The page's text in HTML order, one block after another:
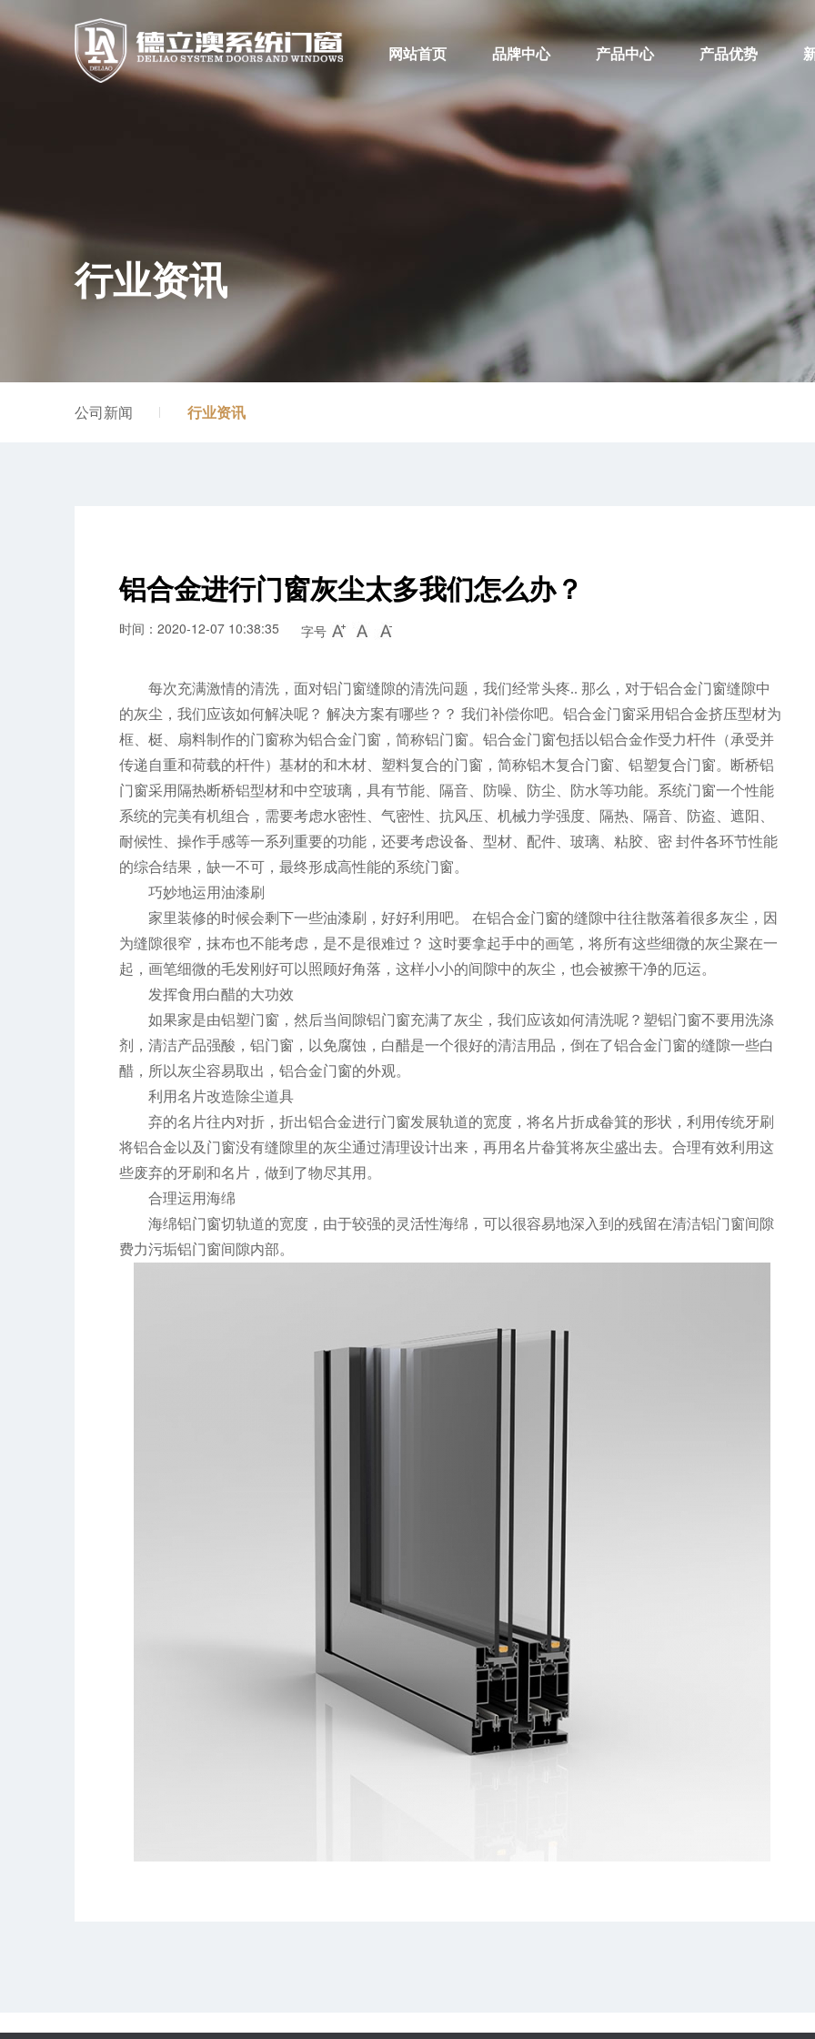
网站首页 品牌中心 产品中心 产品优势
行业资讯
公司新闻 行业资讯
铝合金进行门窗灰尘太多我们怎么办？
时间：2020-12-07 10:38:35 字号
每次充满激情的清洗，面对铝门窗缝隙的清洗问题，我们经常头疼.. 那么，对于铝合金门窗缝隙中
的灰尘，我们应该如何解决呢？ 解决方案有哪些？？ 我们补偿你吧。铝合金门窗采用铝合金挤压型材为
框、梃、扇料制作的门窗称为铝合金门窗，简称铝门窗。铝合金门窗包括以铝合金作受力杆件（承受并
传递自重和荷载的杆件）基材的和木材、塑料复合的门窗，简称铝木复合门窗、铝塑复合门窗。断桥铝
门窗采用隔热断桥铝型材和中空玻璃，具有节能、隔音、防噪、防尘、防水等功能。系统门窗一个性能
系统的完美有机组合，需要考虑水密性、气密性、抗风压、机械力学强度、隔热、隔音、防盗、遮阳、
耐候性、操作手感等一系列重要的功能，还要考虑设备、型材、配件、玻璃、粘胶、密 封件各环节性能
的综合结果，缺一不可，最终形成高性能的系统门窗。
巧妙地运用油漆刷
家里装修的时候会剩下一些油漆刷，好好利用吧。 在铝合金门窗的缝隙中往往散落着很多灰尘，因
为缝隙很窄，抹布也不能考虑，是不是很难过？ 这时要拿起手中的画笔，将所有这些细微的灰尘聚在一
起，画笔细微的毛发刚好可以照顾好角落，这样小小的间隙中的灰尘，也会被擦干净的厄运。
发挥食用白醋的大功效
如果家是由铝塑门窗，然后当间隙铝门窗充满了灰尘，我们应该如何清洗呢？塑铝门窗不要用洗涤
剂，清洁产品强酸，铝门窗，以免腐蚀，白醋是一个很好的清洁用品，倒在了铝合金门窗的缝隙一些白
醋，所以灰尘容易取出，铝合金门窗的外观。
利用名片改造除尘道具
弃的名片往内对折，折出铝合金进行门窗发展轨道的宽度，将名片折成畚箕的形状，利用传统牙刷
将铝合金以及门窗没有缝隙里的灰尘通过清理设计出来，再用名片畚箕将灰尘盛出去。合理有效利用这
些废弃的牙刷和名片，做到了物尽其用。
合理运用海绵
海绵铝门窗切轨道的宽度，由于较强的灵活性海绵，可以很容易地深入到的残留在清洁铝门窗间隙
费力污垢铝门窗间隙内部。